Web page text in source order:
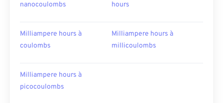
nanocoulombs
hours
Milliampere hours à
coulombs
Milliampere hours à
millicoulombs
Milliampere hours à
picocoulombs